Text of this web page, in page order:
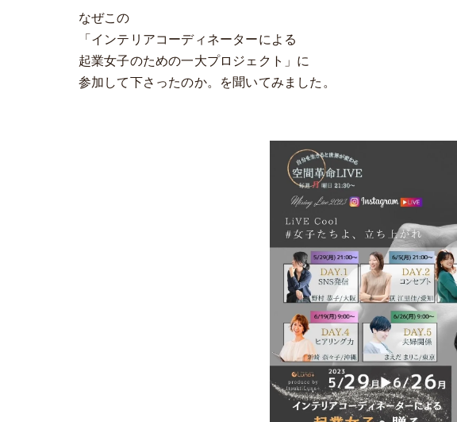
なぜこの
「インテリアコーディネーターによる
起業女子のための一大プロジェクト」に
参加して下さったのか。を聞いてみました。